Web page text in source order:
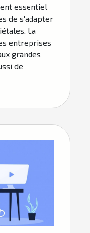
essentiel
de s'adapter
La
entreprises
grandes
de